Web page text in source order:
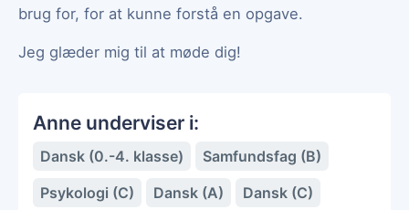
brug for, for at kunne forstå en opgave.
Jeg glæder mig til at møde dig!
Anne underviser i:
Dansk (0.-4. klasse)
Samfundsfag (B)
Psykologi (C)
Dansk (A)
Dansk (C)